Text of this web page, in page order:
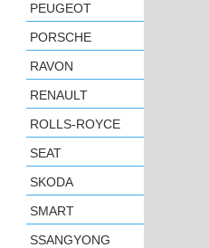
PEUGEOT
PORSCHE
RAVON
RENAULT
ROLLS-ROYCE
SEAT
SKODA
SMART
SSANGYONG